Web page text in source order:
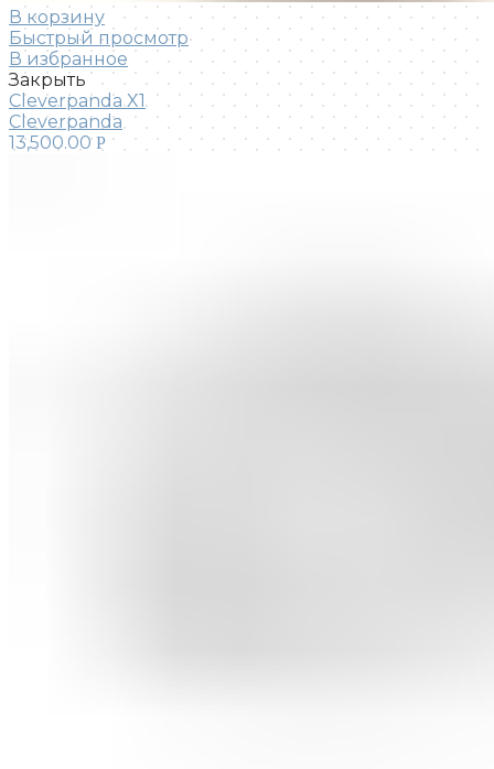
В корзину
Быстрый просмотр
В избранное
Закрыть
Cleverpanda X1
Cleverpanda
13,500.00Р